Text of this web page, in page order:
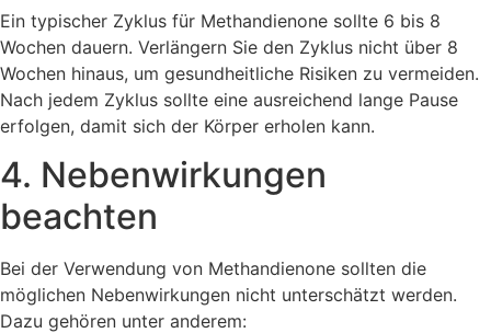
Ein typischer Zyklus für Methandienone sollte 6 bis 8
Wochen dauern. Verlängern Sie den Zyklus nicht über 8
Wochen hinaus, um gesundheitliche Risiken zu vermeiden.
Nach jedem Zyklus sollte eine ausreichend lange Pause
erfolgen, damit sich der Körper erholen kann.
4. Nebenwirkungen
beachten
Bei der Verwendung von Methandienone sollten die
möglichen Nebenwirkungen nicht unterschätzt werden.
Dazu gehören unter anderem: